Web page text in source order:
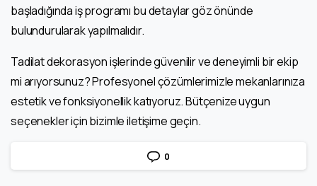
başladığında iş programı bu detaylar göz önünde
bulundurularak yapılmalıdır.
Tadilat dekorasyon işlerinde güvenilir ve deneyimli bir ekip
mi arıyorsunuz? Profesyonel çözümlerimizle mekanlarınıza
estetik ve fonksiyonellik katıyoruz. Bütçenize uygun
seçenekler için bizimle iletişime geçin.
0